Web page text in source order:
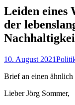
Leiden eines
der
10. August 2021
Brief an einen
Lieber Jörg Sommer,